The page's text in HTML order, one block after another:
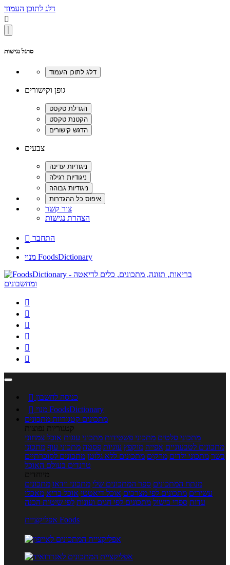
דלג לתוכן העמוד

סרגל נגישות
גופן וקישורים
צבעים
צור קשר
הצהרת נגישות
 התחבר
מנוי FoodsDictionary






 כניסה לחשבון

מנוי FoodsDictionary
מתכונים קטגוריות מתכונים
קטגוריות נפוצות
מתכוני סלטים מתכוני פשטידות מתכוני עוגות אוכל צמחוני
מתכונים לטבעוניים אפייה מוקפץ עוגיות פסטה מתכוני עוף מתכוני
בשר מתכוני ילדים מרקים מתכונים ללא גלוטן מתכונים לסוכרתיים
טרנדים בעולם האוכל
מיוחדים
מנתח המתכונים ספר המתכונים שלי מתכוני וידאו מתכונים
עשירים מתכונים לפי מצרכים אוכל דיאטטי אוכל בריא מאכלי
עדות ספרי בישול מתכונים לפי חגים ועונות לפי שיטות הכנה
אפליקציית Foods